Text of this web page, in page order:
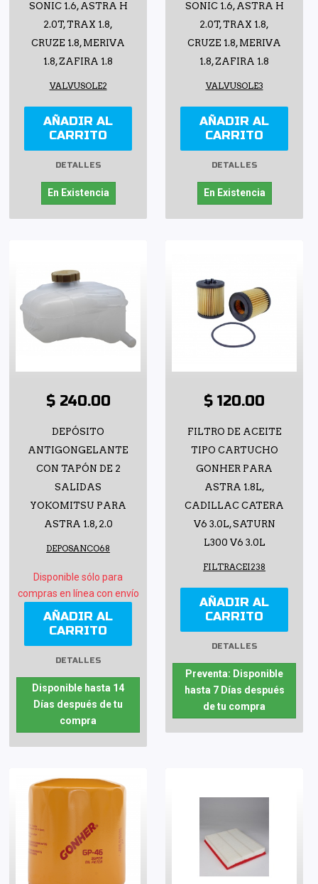
SONIC 1.6, ASTRA H
2.0T, TRAX 1.8,
CRUZE 1.8, MERIVA
1.8, ZAFIRA 1.8
VALVUSOLE2
AÑADIR AL
CARRITO
DETALLES
En Existencia
SONIC 1.6, ASTRA H
2.0T, TRAX 1.8,
CRUZE 1.8, MERIVA
1.8, ZAFIRA 1.8
VALVUSOLE3
AÑADIR AL
CARRITO
DETALLES
En Existencia
$ 240.00
DEPÓSITO
ANTIGONGELANTE
CON TAPÓN DE 2
SALIDAS
YOKOMITSU PARA
ASTRA 1.8, 2.0
DEPOSANCO68
Disponible sólo para
compras en línea con envío
AÑADIR AL
CARRITO
DETALLES
Disponible hasta 14
Días después de tu
compra
$ 120.00
FILTRO DE ACEITE
TIPO CARTUCHO
GONHER PARA
ASTRA 1.8L,
CADILLAC CATERA
V6 3.0L, SATURN
L300 V6 3.0L
FILTRACEI238
AÑADIR AL
CARRITO
DETALLES
Preventa: Disponible
hasta 7 Días después
de tu compra